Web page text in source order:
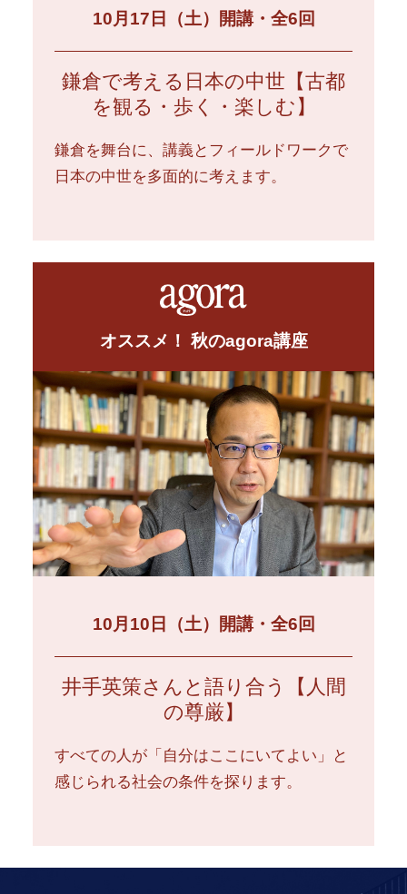
10月17日（土）開講・全6回
鎌倉で考える日本の中世【古都
を観る・歩く・楽しむ】
鎌倉を舞台に、講義とフィールドワークで
日本の中世を多面的に考えます。
オススメ！ 秋のagora講座
10月10日（土）開講・全6回
井手英策さんと語り合う【人間
の尊厳】
すべての人が「自分はここにいてよい」と
感じられる社会の条件を探ります。